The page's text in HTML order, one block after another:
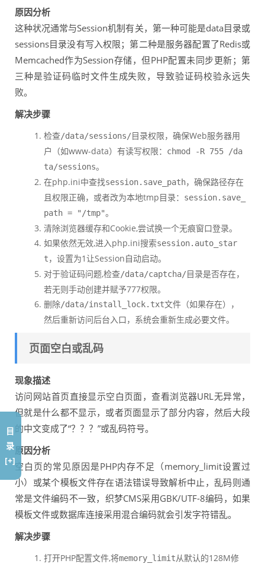
原因分析
这种状况通常与Session机制有关，第一种可能是data目录或
sessions目录没有写入权限；第二种是服务器配置了Redis或
Memcached作为Session存储，但PHP配置未同步更新；第
三种是验证码临时文件生成失败，导致验证码校验永远失
败。
解决步骤
检查/data/sessions/目录权限，确保Web服务器用
户（如www-data）有读写权限：
chmod -R 755 /da
ta/sessions。
在php.ini中查找session.save_path，确保路径存在
且权限正确，或者改为本地tmp目录：
session.save_
path = "/tmp"。
清除浏览器缓存和Cookie,尝试换一个无痕窗口登录。
如果依然无效,进入php.ini搜索session.auto_star
t，设置为1让Session自动启动。
对于验证码问题,检查/data/captcha/目录是否存在，
若无则手动创建并赋予777权限。
删除/data/install_lock.txt文件（如果存在），
然后重新访问后台入口，系统会重新生成必要文件。
页面空白或乱码
现象描述
访问网站首页直接显示空白页面，查看浏览器URL无异常，
但就是什么都不显示，或者页面显示了部分内容，然后大段
的中文变成了“？？？”或乱码符号。
原因分析
空白页的常见原因是PHP内存不足（memory_limit设置过
小）或某个模板文件存在语法错误导致解析中止，乱码则通
常是文件编码不一致，织梦CMS采用GBK/UTF-8编码，如果
模板文件或数据库连接采用混合编码就会引发字符错乱。
解决步骤
打开PHP配置文件,将memory_limit从默认的128M修
目
录
[+]